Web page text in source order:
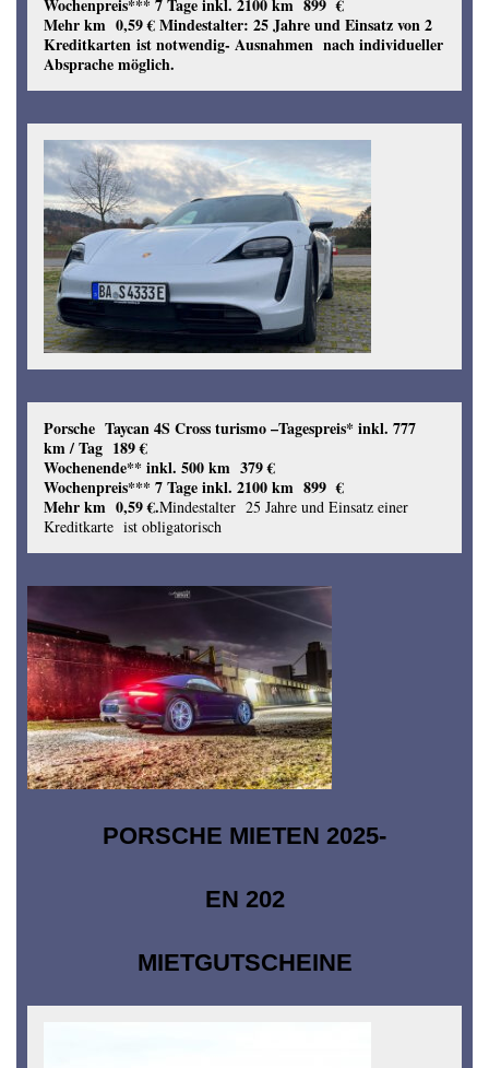
Wochenpreis*** 7 Tage inkl. 2100 km 899 €
Mehr km 0,59 €Mindestalter: 25 Jahre und Einsatz von 2
Kreditkarten ist notwendig- Ausnahmen nach individueller
Absprache möglich.
Porsche Taycan 4S Cross turismo –Tagespreis* inkl. 777
km / Tag 189 €
Wochenende** inkl. 500 km 379 €
Wochenpreis*** 7 Tage inkl. 2100 km 899 €
Mehr km 0,59 €.Mindestalter 25 Jahre und Einsatz einer
Kreditkarte ist obligatorisch
PORSCHE MIETEN 2025-
EN 202
MIETGUTSCHEINE